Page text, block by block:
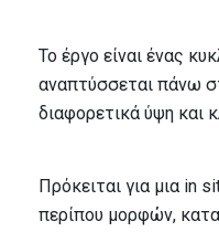
Το έργο είναι ένας
αναπτύσσεται πάνω
διαφορετικά ύψη και
Πρόκειται για μια in
περίπου μορφών,